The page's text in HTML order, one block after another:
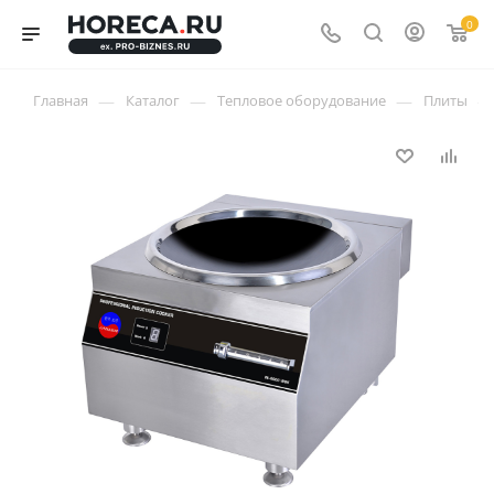
0
Главная — Каталог — Тепловое оборудование — Плиты